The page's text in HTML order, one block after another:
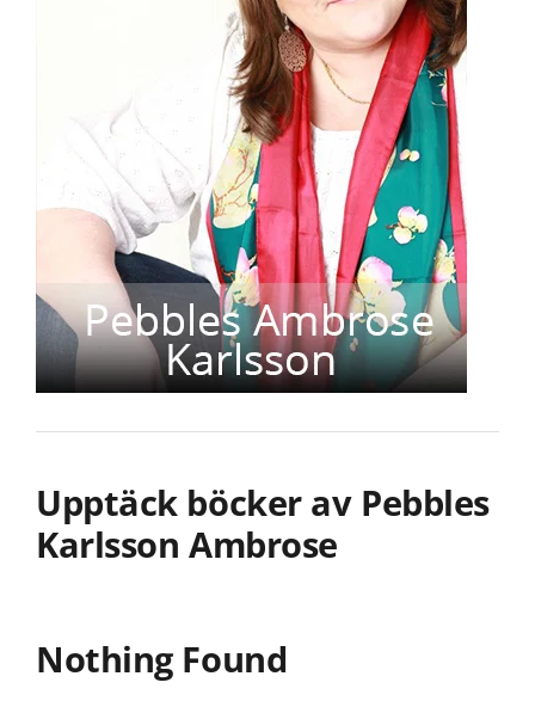
Upptäck böcker av Pebbles
Karlsson Ambrose
Nothing Found